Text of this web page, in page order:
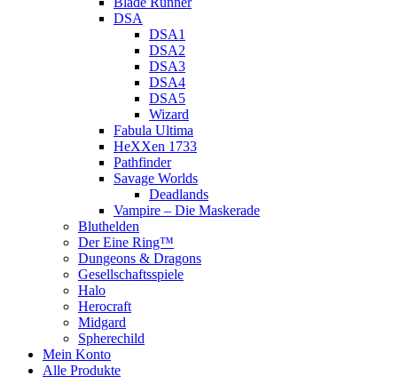
DSA
DSA1
DSA2
DSA3
DSA4
DSA5
Wizard
Fabula Ultima
HeXXen 1733
Pathfinder
Savage Worlds
Deadlands
Vampire – Die Maskerade
Bluthelden
Der Eine Ring™
Dungeons & Dragons
Gesellschaftsspiele
Halo
Herocraft
Midgard
Spherechild
Mein Konto
Alle Produkte